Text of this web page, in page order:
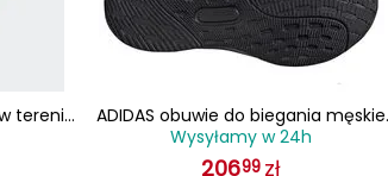
terenie
ADIDAS obuwie do biegania męskie
ULTRARUN IH2640
Wysyłamy w 24h
20699 zł